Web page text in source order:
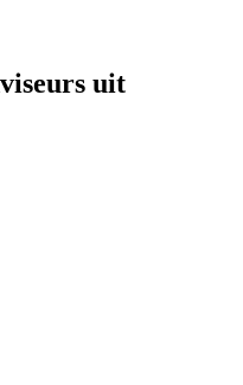
uit